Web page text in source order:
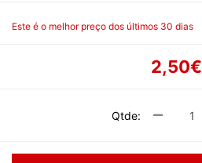
Este é o melhor preço dos últimos 30 dias
2,50€
Qtde: